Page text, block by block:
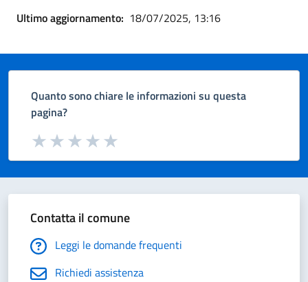
Ultimo aggiornamento: 18/07/2025, 13:16
Quanto sono chiare le informazioni su questa
pagina?
Valuta da 1 a 5 stelle la pagina
Valuta 5 stelle su 5
Valuta 4 stelle su 5
Valuta 3 stelle su 5
Valuta 2 stelle su 5
Valuta 1 stelle su 5
Contatta il comune
Leggi le domande frequenti
Richiedi assistenza